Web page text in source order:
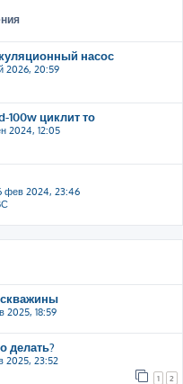
насос
2026, 20:59
100w циклит то
2024, 12:05
фев 2024, 23:46
скважины
2025, 18:59
делать?
2025, 23:52
1 2